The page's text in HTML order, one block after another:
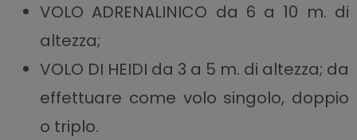
VOLO ADRENALINICO da 6 a 10 m. di
altezza;
VOLO DI HEIDI da 3 a 5 m. di altezza; da
effettuare come volo singolo, doppio
o triplo.